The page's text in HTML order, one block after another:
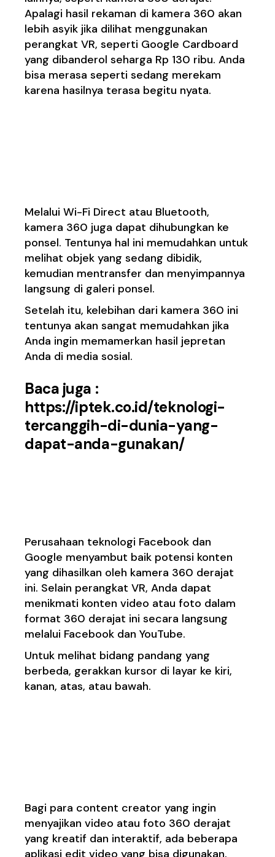
Apalagi hasil rekaman di kamera 360 akan
lebih asyik jika dilihat menggunakan
perangkat VR, seperti Google Cardboard
yang dibanderol seharga Rp 130 ribu. Anda
bisa merasa seperti sedang merekam
karena hasilnya terasa begitu nyata.
Melalui Wi-Fi Direct atau Bluetooth,
kamera 360 juga dapat dihubungkan ke
ponsel. Tentunya hal ini memudahkan untuk
melihat objek yang sedang dibidik,
kemudian mentransfer dan menyimpannya
langsung di galeri ponsel.
Setelah itu, kelebihan dari kamera 360 ini
tentunya akan sangat memudahkan jika
Anda ingin memamerkan hasil jepretan
Anda di media sosial.
Baca juga :
https://iptek.co.id/teknologi-
tercanggih-di-dunia-yang-
dapat-anda-gunakan/
Perusahaan teknologi Facebook dan
Google menyambut baik potensi konten
yang dihasilkan oleh kamera 360 derajat
ini. Selain perangkat VR, Anda dapat
menikmati konten video atau foto dalam
format 360 derajat ini secara langsung
melalui Facebook dan YouTube.
Untuk melihat bidang pandang yang
berbeda, gerakkan kursor di layar ke kiri,
kanan, atas, atau bawah.
Bagi para content creator yang ingin
menyajikan video atau foto 360 derajat
yang kreatif dan interaktif, ada beberapa
aplikasi edit video yang bisa digunakan.